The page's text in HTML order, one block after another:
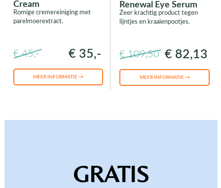
Cream
Romige cremereiniging met
parelmoerextract.
€ 45,- € 35,-
MEER INFORMATIE →
Renewal Eye Serum
Zeer krachtig product tegen
lijntjes en kraaienpootjes.
€ 109,50 € 82,13
MEER INFORMATIE →
GRATIS